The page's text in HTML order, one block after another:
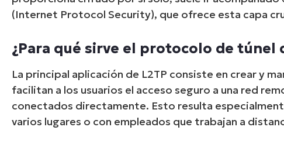
(Internet Protocol Security), que ofrece esta capa
¿Para qué sirve el protocolo de túnel
La principal aplicación de L2TP consiste en crear y
facilitan a los usuarios el acceso seguro a una red
conectados directamente. Esto resulta
varios lugares o con empleados que trabajan a